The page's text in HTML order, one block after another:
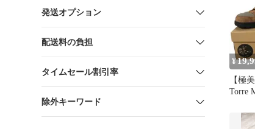
発送オプション
配送料の負担
タイムセール割引率
除外キーワード
¥
【極
Torre